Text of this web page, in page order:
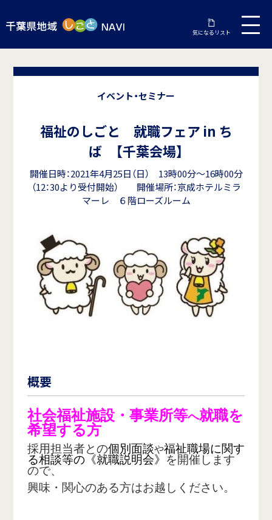
気になるリスト
イベント・セミナー
福祉のしごと 就職フェア in ち
ば 【千葉会場】
開催日時：2021年4月25日（日） 13時00分～16時00分
（12：30より受付開始） 開催場所：京成ホテルミラ
マーレ ６階ローズルーム
概要
社会福祉施設・事業所等へ就職を
希望する方
採用担当者との個別面談や福祉職場に関す
る相談等の《就職説明会》 を開催します
ので、
興味・関心のある方はお越しください。